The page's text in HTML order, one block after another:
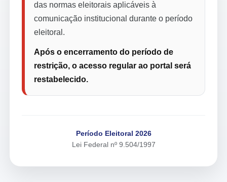
das normas eleitorais aplicáveis à
comunicação institucional durante o período
eleitoral.
Após o encerramento do período de
restrição, o acesso regular ao portal será
restabelecido.
Período Eleitoral 2026
Lei Federal nº 9.504/1997